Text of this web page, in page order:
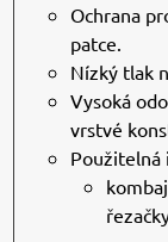
Ochrana
patce.
Nízký tlak
Vysoká
vrstvé
Použitelná